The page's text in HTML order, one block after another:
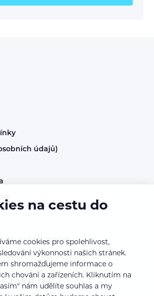
údajů)
našich značek
sekce
také na:
na cestu do
cookies pro spolehlivost,
výkonnosti našich stránek.
shromažďujeme informace o
chování a zařízeních. Kliknutím na
nám udělíte souhlas a my